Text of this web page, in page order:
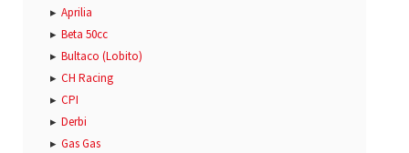
Aprilia
Beta 50cc
Bultaco (Lobito)
CH Racing
CPI
Derbi
Gas Gas